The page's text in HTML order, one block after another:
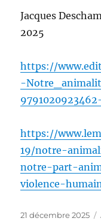
Jacques
2025
https://
-
https://
19/notre-
notre-part-
violence-
Publié
21 décembre 2025